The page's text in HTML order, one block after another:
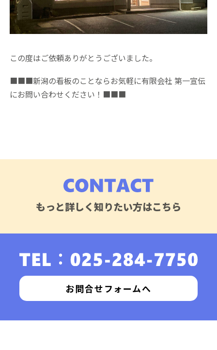
この度はご依頼ありがとうございました。
■■■新潟の看板のことならお気軽に有限会社 第一宣伝
にお問い合わせください！■■■
もっと詳しく知りたい方はこちら
お問合せフォームへ